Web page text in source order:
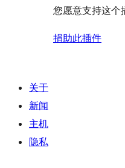
您愿意支持这个
捐助此插件
关于
新闻
主机
隐私